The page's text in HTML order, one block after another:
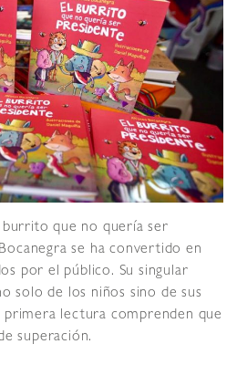
que no quería ser
se ha convertido en
por el público. Su singular
solo de los niños sino de sus
primera lectura comprenden que
superación.